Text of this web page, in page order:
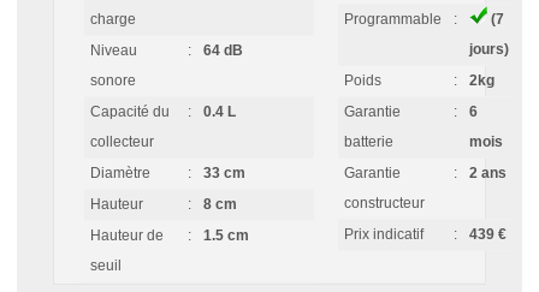
charge
Niveau
sonore
: 64 dB
Capacité du
collecteur
: 0.4 L
Diamètre :
33 cm
Hauteur
:
8 cm
Hauteur de
seuil
: 1.5 cm
Programmable
:
(7
jours)
Poids
:
2kg
Garantie
batterie
:
6
mois
Garantie
constructeur
: 2 ans
Prix indicatif : 439 €